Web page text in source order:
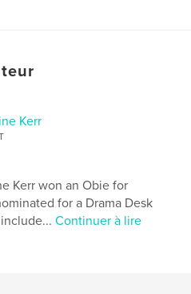
Kerr
Kerr won an Obie for
for a Drama Desk
include...Continuer à lire